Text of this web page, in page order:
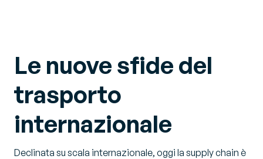
Le nuove sfide del
trasporto
internazionale
Declinata su scala internazionale, oggi la supply chain è